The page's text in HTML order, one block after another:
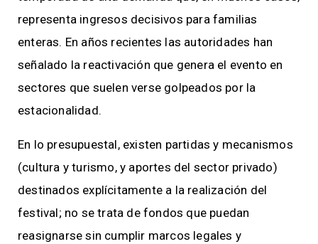
representa ingresos decisivos para familias
enteras. En años recientes las autoridades han
señalado la reactivación que genera el evento en
sectores que suelen verse golpeados por la
estacionalidad.
En lo presupuestal, existen partidas y mecanismos
(cultura y turismo, y aportes del sector privado)
destinados explícitamente a la realización del
festival; no se trata de fondos que puedan
reasignarse sin cumplir marcos legales y